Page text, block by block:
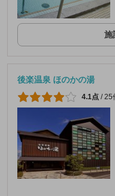
施
後楽温泉 ほのかの湯
4.1点 / 25